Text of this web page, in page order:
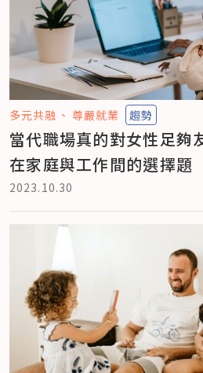
多元共融 尊嚴就業 趨勢
當代職場真的對女性足夠
在家庭與工作間的選擇題
2023.10.30